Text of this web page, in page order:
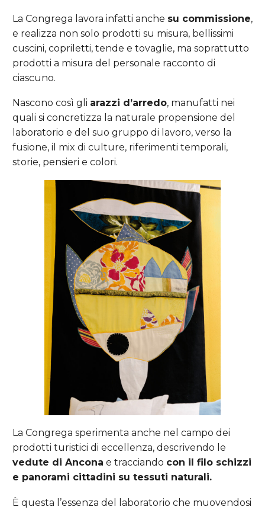
La Congrega lavora infatti anche su commissione,
e realizza non solo prodotti su misura, bellissimi
cuscini, copriletti, tende e tovaglie, ma soprattutto
prodotti a misura del personale racconto di
ciascuno.
Nascono così gli arazzi d’arredo, manufatti nei
quali si concretizza la naturale propensione del
laboratorio e del suo gruppo di lavoro, verso la
fusione, il mix di culture, riferimenti temporali,
storie, pensieri e colori.
La Congrega sperimenta anche nel campo dei
prodotti turistici di eccellenza, descrivendo le
vedute di Ancona e tracciando con il filo schizzi
e panorami cittadini su tessuti naturali.
È questa l’essenza del laboratorio che muovendosi